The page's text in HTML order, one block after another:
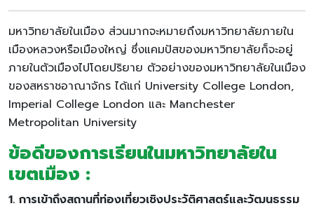
มหาวิทยาลัยในเมือง ส่วนมากจะหมายถึงมหาวิทยาลัยภายใน
เมืองหลวงหรือเมืองใหญ่ ซึ่งแคมปัสของมหาวิทยาลัยก็จะอยู่
ภายในตัวเมืองไปโดยปริยาย ตัวอย่างของมหาวิทยาลัยในเมือง
ของสหราชอาณาจักร ได้แก่ University College London,
Imperial College London และ Manchester
Metropolitan University
ข้อดีของการเรียนในมหาวิทยาลัยใน
เขตเมือง :
1. การเข้าถึงสถานที่ท่องเที่ยวเชิงประวัติศาสตร์และวัฒนธรรม